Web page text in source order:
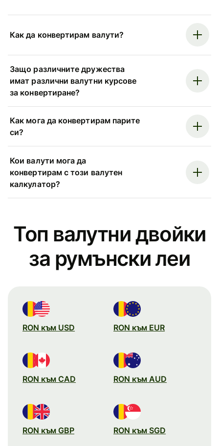
Как да конвертирам валути?
Защо различните дружества
имат различни валутни курсове
за конвертиране?
Как мога да конвертирам парите
си?
Кои валути мога да
конвертирам с този валутен
калкулатор?
Топ валутни двойки
за румънски леи
RON към USD RON към EUR
RON към CAD RON към AUD
RON към GBP RON към SGD